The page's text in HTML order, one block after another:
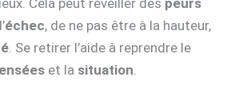
échec, de ne pas être à la hauteur,
. Se retirer l’aide à reprendre le
et la situation